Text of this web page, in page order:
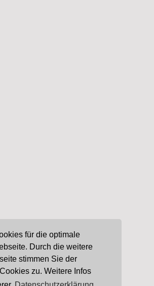
für die optimale
Durch die weitere
stimmen Sie der
zu. Weitere Infos